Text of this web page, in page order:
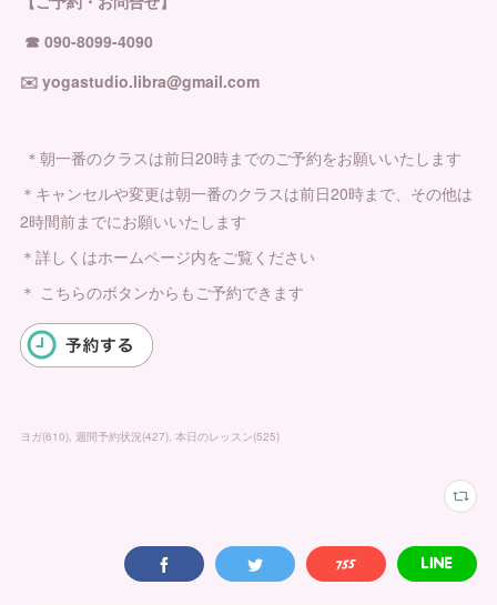
☎︎ 090-8099-4090
✉️ yogastudio.libra@gmail.com
＊朝一番のクラスは前日20時までのご予約をお願いいたします
＊キャンセルや変更は朝一番のクラスは前日20時まで、その他は
2時間前までにお願いいたします
＊詳しくはホームページ内をご覧ください
＊ こちらのボタンからもご予約できます
ヨガ(610) 週間予約状況 (427) 本日のレッスン(525)